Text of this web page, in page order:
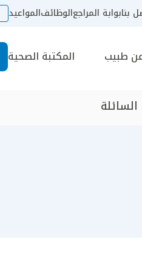
بنابوابة المراجعالوظائفالمواعيد
طبيب المكتبة الصحية
السائلة